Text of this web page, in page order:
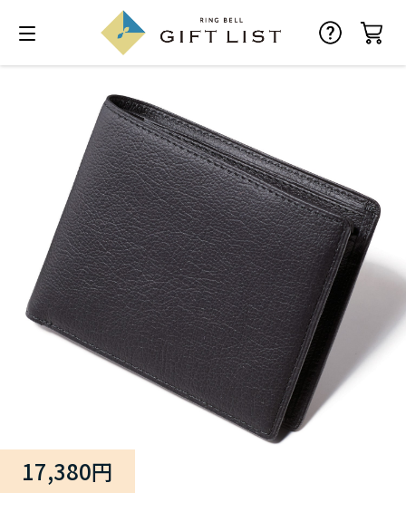
17,380円